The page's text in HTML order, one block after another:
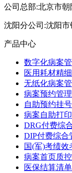
公司总部:北京市
沈阳分公司:沈阳
产品中心
数字化病案
医用耗材精
无纸化病案
病案预约管
自助预约挂
病案自助打
DRG付费综
DIP付费综合
国(军)考绩效
病案首页质
医保结算清